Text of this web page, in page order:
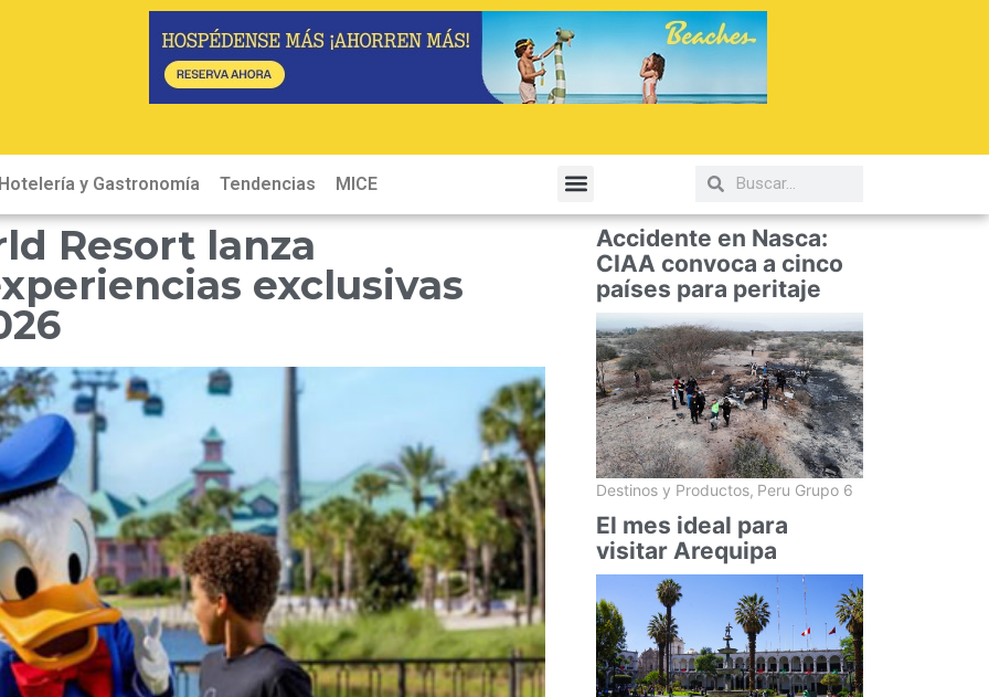
y Gastronomía Tendencias MICE
Resort lanza
exclusivas
Accidente en Nasca:
CIAA convoca a cinco
países para peritaje
Destinos y Productos, Peru Grupo 6
El mes ideal para
visitar Arequipa